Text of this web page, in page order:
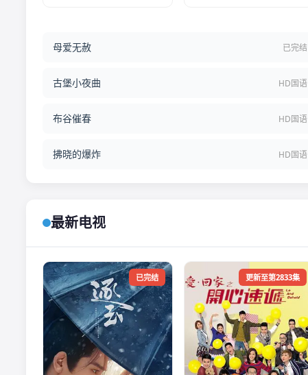
母爱无赦 已完结
古堡小夜曲 HD国语
布谷催春 HD国语
拂晓的爆炸 HD国语
最新电视
已完结 更新至第2833集